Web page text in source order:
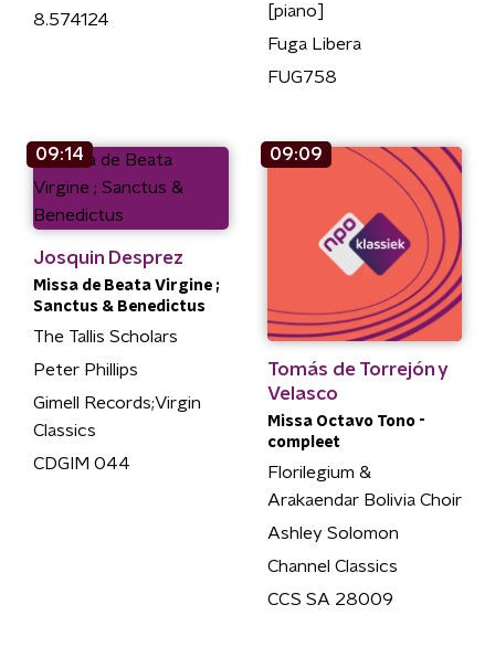
8.574124
[piano]
Fuga Libera
FUG758
09:14
Josquin Desprez
Missa de Beata Virgine ;
Sanctus & Benedictus
The Tallis Scholars
Peter Phillips
Gimell Records;Virgin
Classics
CDGIM 044
09:09
Tomás de Torrejón y
Velasco
Missa Octavo Tono -
compleet
Florilegium &
Arakaendar Bolivia Choir
Ashley Solomon
Channel Classics
CCS SA 28009